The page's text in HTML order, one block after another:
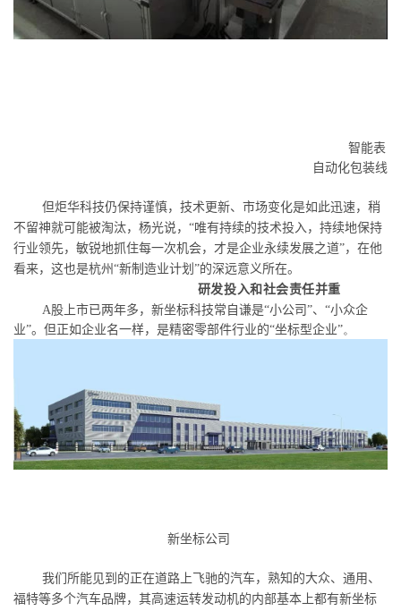
智能表
自动化包装线
但炬华科技仍保持谨慎，技术更新、市场变化是如此迅速，稍
不留神就可能被淘汰，杨光说， “唯有持续的技术投入，持续地保持
行业领先，敏锐地抓住每一次机会，才是企业永续发展之道”，在他
看来，这也是杭州 “新制造业计划 ”的深远意义所在。
研发投入和社会责任并重
A股上市已两年多，新坐标科技常自谦是“小公司”、 “小众企
业”。但正如企业名一样，是精密零部件行业的“坐标型企业”。
新坐标公司
我们所能见到的正在道路上飞驰的汽车，熟知的大众、通用、
福特等多个汽车品牌，其高速运转发动机的内部基本上都有新坐标